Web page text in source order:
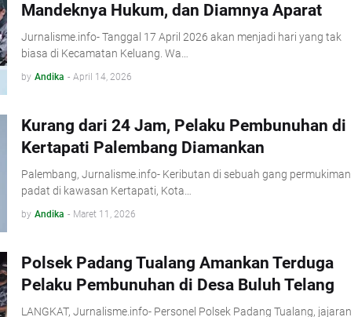
Mandeknya Hukum, dan Diamnya Aparat
Jurnalisme.info- Tanggal 17 April 2026 akan menjadi hari yang tak
biasa di Kecamatan Keluang. Wa…
by Andika - April 14, 2026
Kurang dari 24 Jam, Pelaku Pembunuhan di
Kertapati Palembang Diamankan
Palembang, Jurnalisme.info- Keributan di sebuah gang permukiman
padat di kawasan Kertapati, Kota…
by Andika - Maret 11, 2026
Polsek Padang Tualang Amankan Terduga
Pelaku Pembunuhan di Desa Buluh Telang
LANGKAT, Jurnalisme.info- Personel Polsek Padang Tualang, jajaran